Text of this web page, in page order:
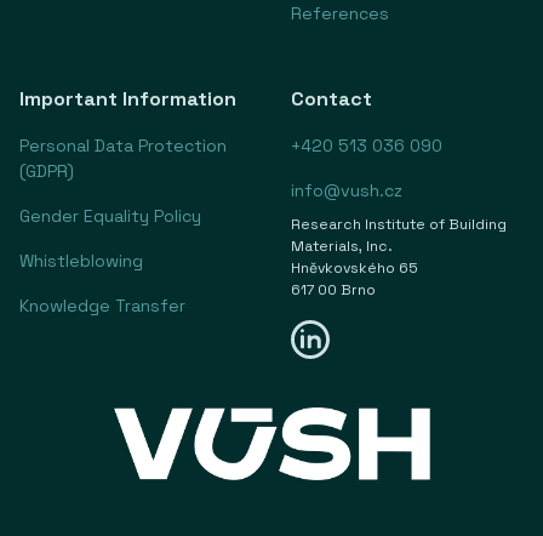
References
Important Information
Personal Data Protection
(GDPR)
Gender Equality Policy
Whistleblowing
Knowledge Transfer
Contact
+420 513 036 090
info@vush.cz
Research Institute of Building
Materials, Inc.
Hněvkovského 65
617 00 Brno